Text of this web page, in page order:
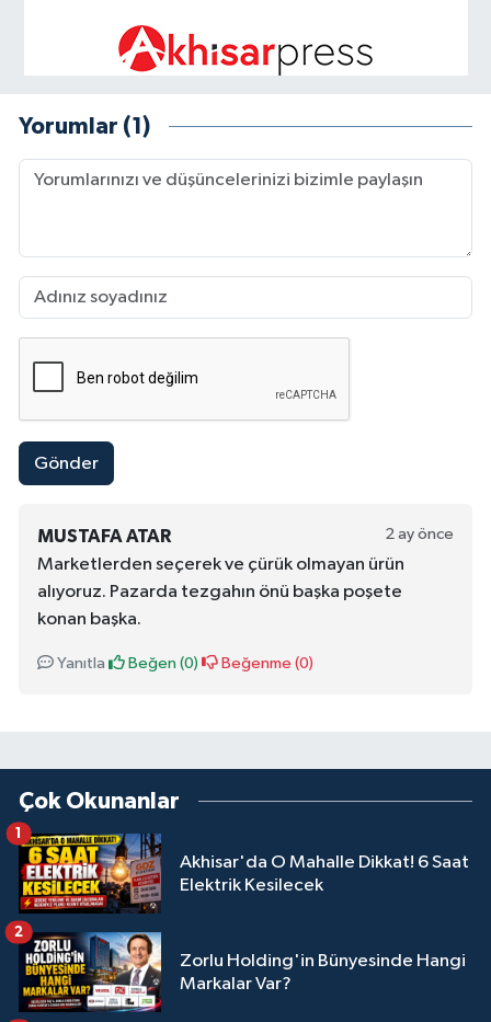
Yorumlar (1)
Gönder
MUSTAFA ATAR 2 ay önce
Marketlerden seçerek ve çürük olmayan ürün
alıyoruz. Pazarda tezgahın önü başka poşete
konan başka.
Yanıtla Beğen (0) Beğenme (0)
Çok Okunanlar
Akhisar'da O Mahalle Dikkat! 6 Saat
Elektrik Kesilecek
1
Zorlu Holding'in Bünyesinde Hangi
Markalar Var?
2